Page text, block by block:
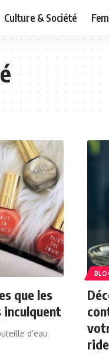
Culture & Société
que les
inculquent
d’eau